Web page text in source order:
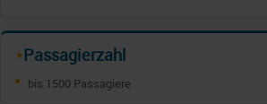
✦Passagierzahl
bis 1500 Passagiere